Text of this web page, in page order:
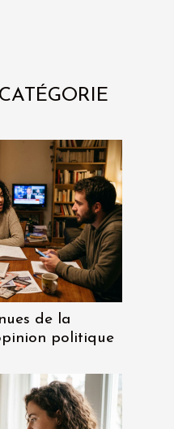
de la
politique